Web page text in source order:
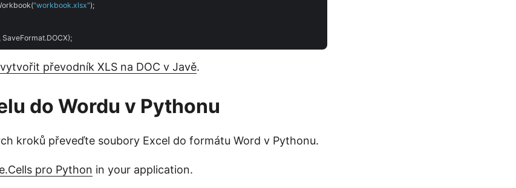
"workbook.xlsx");
převodník XLS na DOC v Javě.
do Wordu v Pythonu
kroků převeďte soubory Excel do formátu Word v Pythonu.
pro Python in your application.